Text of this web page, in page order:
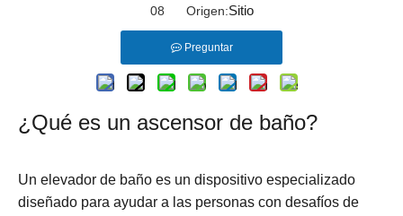
08 Origen:Sitio
Preguntar
¿Qué es un ascensor de baño?
Un elevador de baño es un dispositivo especializado
diseñado para ayudar a las personas con desafíos de